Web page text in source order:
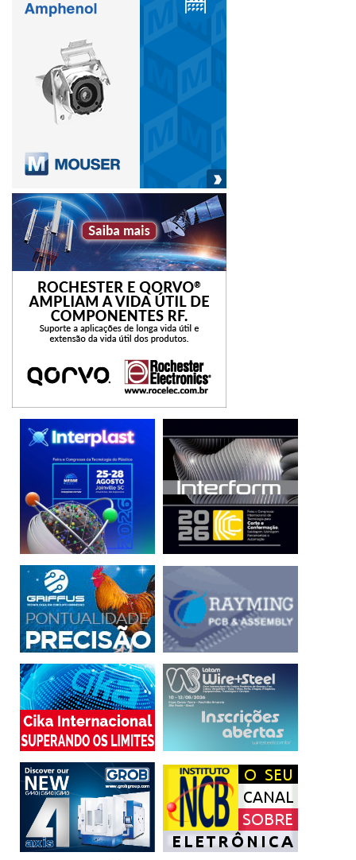
Com novas tecnologias empregadas e matérias-primas de
impacto ambiental de tal forma que não tragam quaisquer
prejuízos à saúde e ao meio ambiente. Assim, confere-se
não apenas segurança, mas também maior incentivo ao
desenvolvimento da sustentabilidade em todo o setor
(*) O autor é gerente Comercial da Divisão Industrial da
Fuchs.
ambiental atuação
Importância
lubrificantes segmento